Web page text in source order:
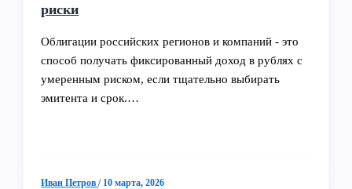
риски
Облигации российских регионов и компаний - это
способ получать фиксированный доход в рублях с
умеренным риском, если тщательно выбирать
эмитента и срок.…
Иван Петров/ 10 марта, 2026